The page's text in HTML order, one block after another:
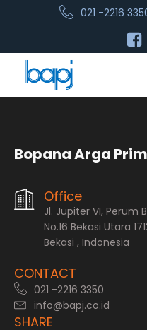
021 -2216
Bopana Arga
Office
Jl. Jupiter VI, Perum
No.16 Bekasi Utara
Bekasi , Indonesia
CONTACT
021 -2216 3350
info@bapj.co.id
SHARE